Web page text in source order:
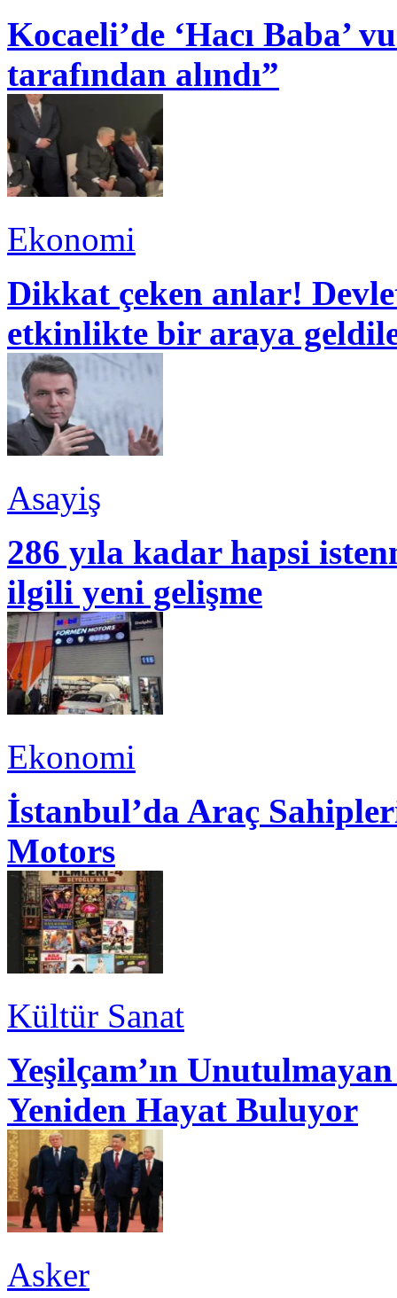
Kocaeli’de ‘Hacı Baba’
tarafından alındı”
Ekonomi
Dikkat çeken anlar!
etkinlikte bir araya
Asayiş
286 yıla kadar hapsi
ilgili yeni gelişme
Ekonomi
İstanbul’da Araç
Motors
Kültür Sanat
Yeşilçam’ın
Yeniden Hayat Buluyor
Asker